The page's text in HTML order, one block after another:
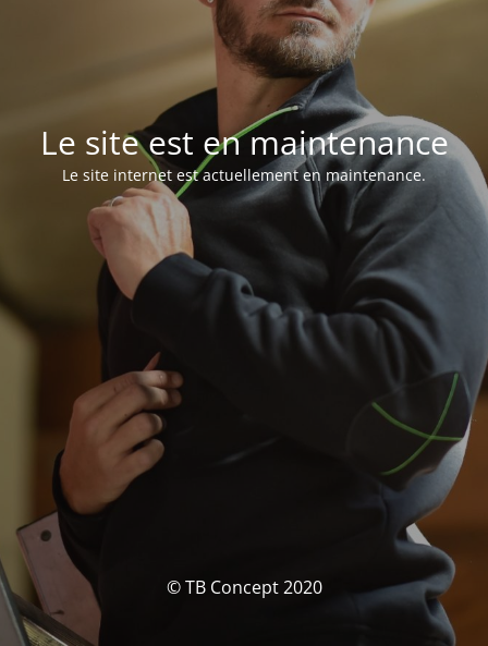
Le site est en maintenance
Le site internet est actuellement en maintenance.
© TB Concept 2020